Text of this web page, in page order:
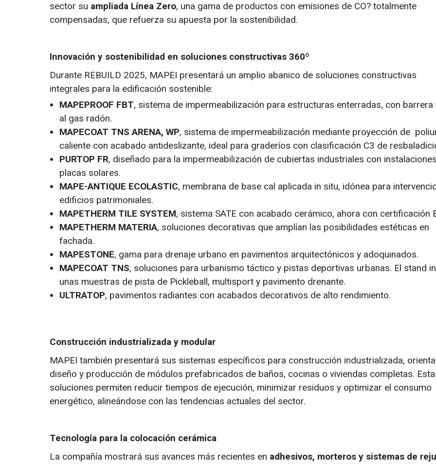
sector su ampliada Línea Zero, una gama de productos con emisiones de CO? totalmente
compensadas, que refuerza su apuesta por la sostenibilidad.
Innovación y sostenibilidad en soluciones constructivas 360º
Durante REBUILD 2025, MAPEI presentará un amplio abanico de soluciones constructivas
integrales para la edificación sostenible:
MAPEPROOF FBT, sistema de impermeabilización para estructuras enterradas, con
al gas radón.
MAPECOAT TNS ARENA, WP, sistema de impermeabilización mediante proyección de
caliente con acabado antideslizante, ideal para graderíos con clasificación C3 de
PURTOP FR, diseñado para la impermeabilización de cubiertas industriales con
placas solares.
MAPE-ANTIQUE ECOLASTIC, membrana de base cal aplicada in situ, idónea para
edificios patrimoniales.
MAPETHERM TILE SYSTEM, sistema SATE con acabado cerámico, ahora con certificación
MAPETHERM MATERIA, soluciones decorativas que amplían las posibilidades estéticas en
fachada.
MAPESTONE, gama para drenaje urbano en pavimentos arquitectónicos y adoquinados.
MAPECOAT TNS, soluciones para urbanismo táctico y pistas deportivas urbanas. El stand
unas muestras de pista de Pickleball, multisport y pavimento drenante.
ULTRATOP, pavimentos radiantes con acabados decorativos de alto rendimiento.
Construcción industrializada y modular
MAPEI también presentará sus sistemas específicos para construcción industrializada,
diseño y producción de módulos prefabricados de baños, cocinas o viviendas completas.
soluciones permiten reducir tiempos de ejecución, minimizar residuos y optimizar el consumo
energético, alineándose con las tendencias actuales del sector.
Tecnología para la colocación cerámica
La compañía mostrará sus avances más recientes en adhesivos, morteros y sistemas de